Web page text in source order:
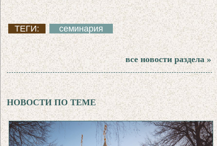
ТЕГИ: семинария
все новости раздела »
НОВОСТИ ПО ТЕМЕ